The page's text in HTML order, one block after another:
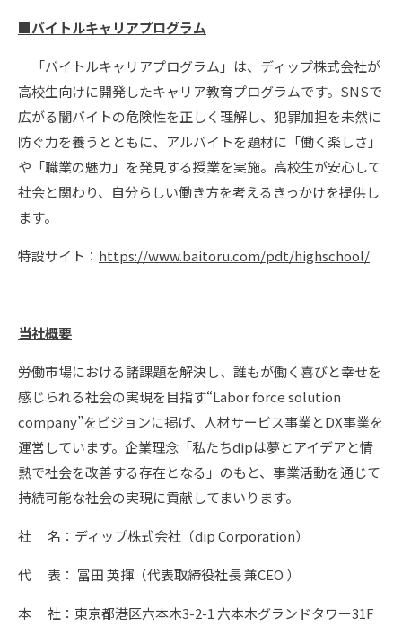
■バイトルキャリアプログラム
「バイトルキャリアプログラム」は、ディップ株式会社が
高校生向けに開発したキャリア教育プログラムです。SNSで
広がる闇バイトの危険性を正しく理解し、犯罪加担を未然に
防ぐ力を養うとともに、アルバイトを題材に「働く楽しさ」
や「職業の魅力」を発見する授業を実施。高校生が安心して
社会と関わり、自分らしい働き方を考えるきっかけを提供し
ます。
特設サイト： https://www.baitoru.com/pdt/highschool/
当社概要
労働市場における諸課題を解決し、誰もが働く喜びと幸せを
感じられる社会の実現を目指す“Labor force solution
company”をビジョンに掲げ、人材サービス事業とDX事業を
運営しています。企業理念「私たちdipは夢とアイデアと情
熱で社会を改善する存在となる」のもと、事業活動を通じて
持続可能な社会の実現に貢献してまいります。
社 名：ディップ株式会社（dip Corporation）
代 表： 冨田 英揮（代表取締役社長 兼CEO ）
本 社：東京都港区六本木3-2-1 六本木グランドタワー31F